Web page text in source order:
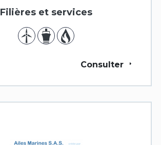
Filières et services
Consulter